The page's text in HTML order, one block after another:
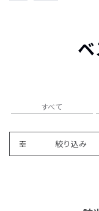
ベ
すべて
絞り込み